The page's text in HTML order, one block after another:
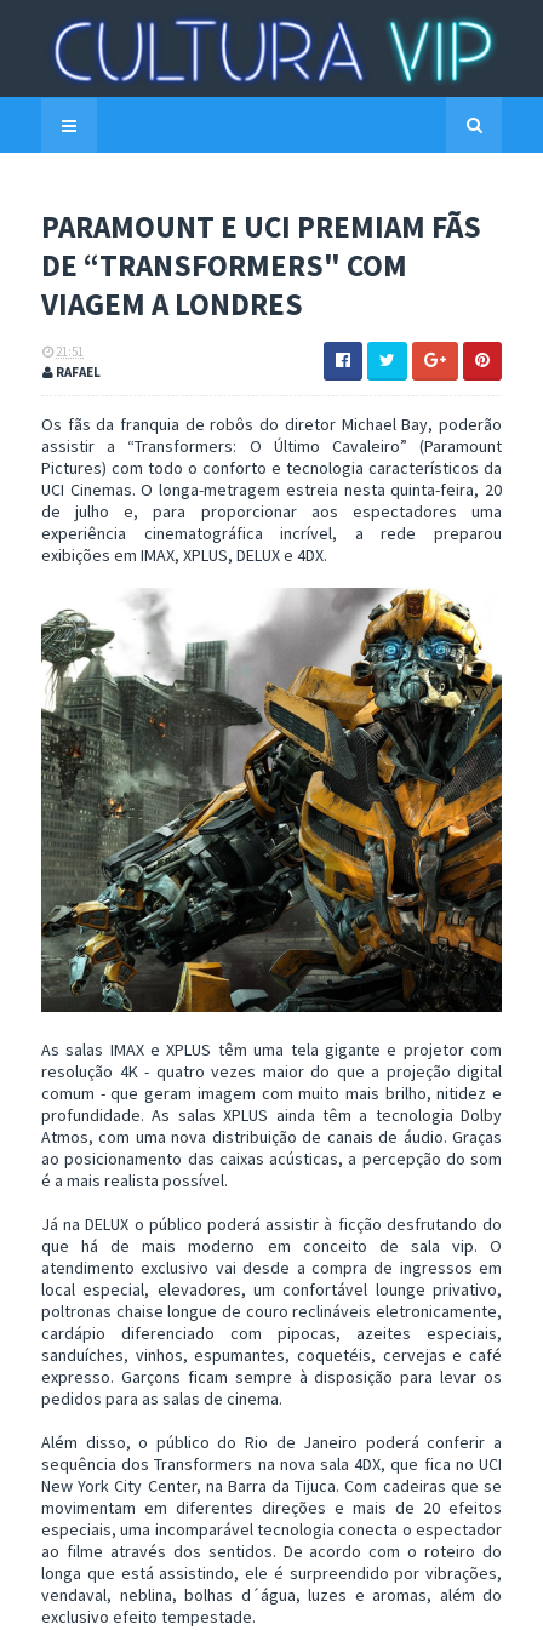
PARAMOUNT E UCI PREMIAM FÃS
DE “TRANSFORMERS" COM
VIAGEM A LONDRES
21:51
RAFAEL
Os fãs da franquia de robôs do diretor Michael Bay, poderão
assistir a “Transformers: O Último Cavaleiro” (Paramount
Pictures) com todo o conforto e tecnologia característicos da
UCI Cinemas. O longa-metragem estreia nesta quinta-feira, 20
de julho e, para proporcionar aos espectadores uma
experiência cinematográfica incrível, a rede preparou
exibições em IMAX, XPLUS, DELUX e 4DX.
As salas IMAX e XPLUS têm uma tela gigante e projetor com
resolução 4K - quatro vezes maior do que a projeção digital
comum - que geram imagem com muito mais brilho, nitidez e
profundidade. As salas XPLUS ainda têm a tecnologia Dolby
Atmos, com uma nova distribuição de canais de áudio. Graças
ao posicionamento das caixas acústicas, a percepção do som
é a mais realista possível.
Já na DELUX o público poderá assistir à ficção desfrutando do
que há de mais moderno em conceito de sala vip. O
atendimento exclusivo vai desde a compra de ingressos em
local especial, elevadores, um confortável lounge privativo,
poltronas chaise longue de couro reclináveis eletronicamente,
cardápio diferenciado com pipocas, azeites especiais,
sanduíches, vinhos, espumantes, coquetéis, cervejas e café
expresso. Garçons ficam sempre à disposição para levar os
pedidos para as salas de cinema.
Além disso, o público do Rio de Janeiro poderá conferir a
sequência dos Transformers na nova sala 4DX, que fica no UCI
New York City Center, na Barra da Tijuca. Com cadeiras que se
movimentam em diferentes direções e mais de 20 efeitos
especiais, uma incomparável tecnologia conecta o espectador
ao filme através dos sentidos. De acordo com o roteiro do
longa que está assistindo, ele é surpreendido por vibrações,
vendaval, neblina, bolhas d´água, luzes e aromas, além do
exclusivo efeito tempestade.